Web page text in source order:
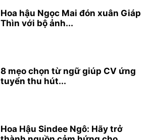
Hoa hậu Ngọc Mai đón xuân Giáp
Thìn với bộ ảnh...
8 mẹo chọn từ ngữ giúp CV ứng
tuyển thu hút...
Hoa Hậu Sindee Ngô: Hãy trở